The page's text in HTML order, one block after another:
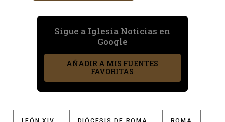
Sigue a Iglesia Noticias en
Google
AÑADIR A MIS FUENTES
FAVORITAS